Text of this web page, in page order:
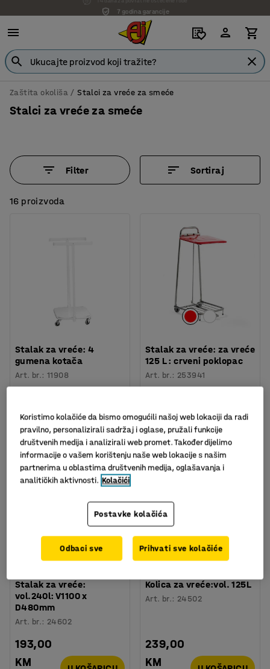
7 godina garancije
Zaštita okoliša Stalci za vreće za smeće
Stalci za vreće za smeće
Filter Sortiraj
16 proizvoda
Stalak za vreće: 4
gumena kotača
Art. br.:11908
KM
bez PDV
U KOŠARICU
Stalak za vreće: za vreće
125 L : crveni poklopac
Art. br.: 253941
KM
bez PDV
U KOŠARICU
Stalak za vreće:
vol.240l: V1100 x
D480mm
Art. br.: 24602
193,00
KM
Kolica za vreće:vol. 125L
Art. br.: 24502
239,00
KM
Koristimo kolačiće da bismo omogućili našoj web lokaciji da radi
pravilno, personalizirali sadržaj i oglase, pružali funkcije
društvenih medija i analizirali web promet. Također dijelimo
informacije o vašem korištenju naše web lokacije s našim
partnerima u oblastima društvenih medija, oglašavanja i
analitičkih aktivnosti. Kolačići
Postavke kolačića
Odbaci sve Prihvati sve kolačiće